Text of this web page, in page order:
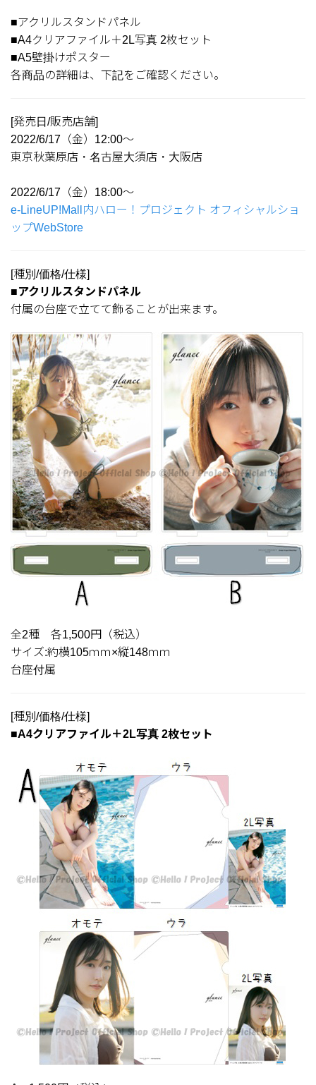
■アクリルスタンドパネル
■A4クリアファイル＋2L写真 2枚セット
■A5壁掛けポスター
各商品の詳細は、下記をご確認ください。
[発売日/販売店舗]
2022/6/17（金）12:00～
東京秋葉原店・名古屋大須店・大阪店
2022/6/17（金）18:00～
e-LineUP!Mall内ハロー！プロジェクト オフィシャルショ
ップWebStore
[種別/価格/仕様]
■アクリルスタンドパネル
付属の台座で立てて飾ることが出来ます。
全2種 各1,500円（税込）
サイズ:約横105ｍｍ×縦148ｍｍ
台座付属
[種別/価格/仕様]
■A4クリアファイル＋2L写真 2枚セット